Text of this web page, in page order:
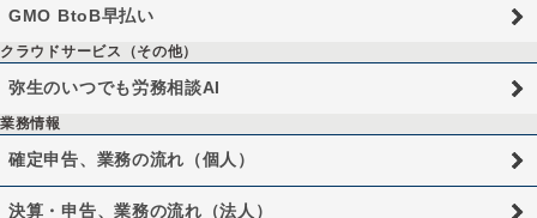
GMO BtoB早払い
クラウドサービス（その他）
弥生のいつでも労務相談AI
業務情報
確定申告、業務の流れ（個人）
決算・申告、業務の流れ（法人）